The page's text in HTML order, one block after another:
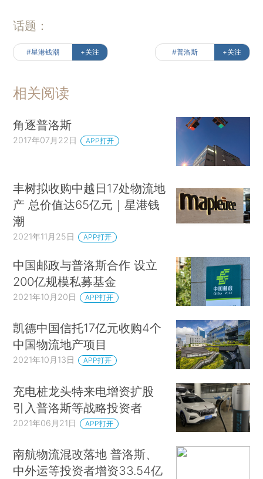
话题：
#星港钱潮 +关注 #普洛斯 +关注
相关阅读
角逐普洛斯
2017年07月22日 APP打开
丰树拟收购中越日17处物流地
产 总价值达65亿元｜星港钱
潮
2021年11月25日 APP打开
中国邮政与普洛斯合作 设立
200亿规模私募基金
2021年10月20日 APP打开
凯德中国信托17亿元收购4个
中国物流地产项目
2021年10月13日 APP打开
充电桩龙头特来电增资扩股
引入普洛斯等战略投资者
2021年06月21日 APP打开
南航物流混改落地 普洛斯、
中外运等投资者增资33.54亿